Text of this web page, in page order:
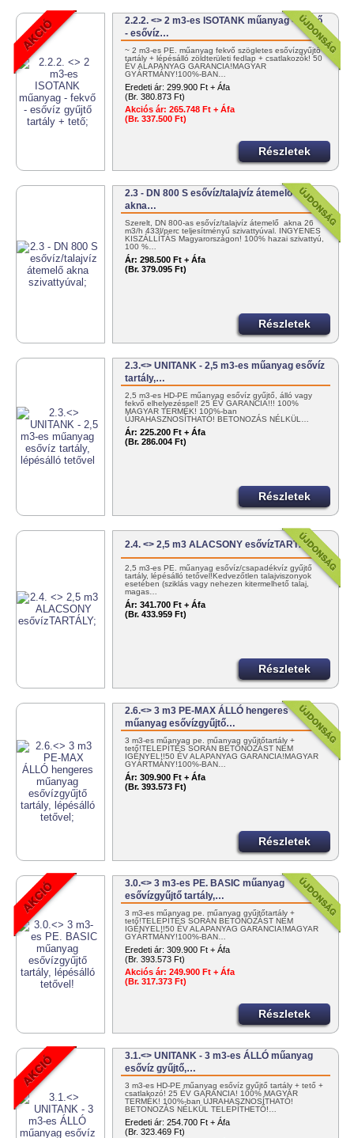
2.2.2. <> 2 m3-es ISOTANK műanyag - fekvő
- esővíz…
~ 2 m3-es PE. műanyag fekvő szögletes esővízgyűjtő
tartály + lépésálló zöldterületi fedlap + csatlakozók! 50
ÉV ALAPANYAG GARANCIA!MAGYAR
GYÁRTMÁNY!100%-BAN…
Eredeti ár: 299.900 Ft + Áfa
(Br. 380.873 Ft)
Akciós ár: 265.748 Ft + Áfa
(Br. 337.500 Ft)
Részletek
2.3 - DN 800 S esővíz/talajvíz átemelő
akna…
Szerelt, DN 800-as esővíz/talajvíz átemelő akna 26
m3/h 433l/perc teljesítményű szivattyúval. INGYENES
KISZÁLLÍTÁS Magyarországon! 100% hazai szivattyú,
100 %…
Ár: 298.500 Ft + Áfa
(Br. 379.095 Ft)
Részletek
2.3.<> UNITANK - 2,5 m3-es műanyag esővíz
tartály,…
2,5 m3-es HD-PE műanyag esővíz gyűjtő, álló vagy
fekvő elhelyezéssel! 25 ÉV GARANCIA!!! 100%
MAGYAR TERMÉK! 100%-ban
ÚJRAHASZNOSÍTHATÓ! BETONOZÁS NÉLKÜL…
Ár: 225.200 Ft + Áfa
(Br. 286.004 Ft)
Részletek
2.4. <> 2,5 m3 ALACSONY esővízTARTÁLY;
2,5 m3-es PE. műanyag esővíz/csapadékvíz gyűjtő
tartály, lépésálló tetővel!Kedvezőtlen talajviszonyok
esetében (sziklás vagy nehezen kitermelhető talaj,
magas…
Ár: 341.700 Ft + Áfa
(Br. 433.959 Ft)
Részletek
2.6.<> 3 m3 PE-MAX ÁLLÓ hengeres
műanyag esővízgyűjtő…
3 m3-es műanyag pe. műanyag gyűjtőtartály +
tető!TELEPÍTÉS SORÁN BETONOZÁST NEM
IGÉNYEL!!50 ÉV ALAPANYAG GARANCIA!MAGYAR
GYÁRTMÁNY!100%-BAN…
Ár: 309.900 Ft + Áfa
(Br. 393.573 Ft)
Részletek
3.0.<> 3 m3-es PE. BASIC műanyag
esővízgyűjtő tartály,…
3 m3-es műanyag pe. műanyag gyűjtőtartály +
tető!TELEPÍTÉS SORÁN BETONOZÁST NEM
IGÉNYEL!!50 ÉV ALAPANYAG GARANCIA!MAGYAR
GYÁRTMÁNY!100%-BAN…
Eredeti ár: 309.900 Ft + Áfa
(Br. 393.573 Ft)
Akciós ár: 249.900 Ft + Áfa
(Br. 317.373 Ft)
Részletek
3.1.<> UNITANK - 3 m3-es ÁLLÓ műanyag
esővíz gyűjtő,…
3 m3-es HD-PE műanyag esővíz gyűjtő tartály + tető +
csatlakozó! 25 ÉV GARANCIA! 100% MAGYAR
TERMÉK! 100%-ban ÚJRAHASZNOSÍTHATÓ!
BETONOZÁS NÉLKÜL TELEPÍTHETŐ!…
Eredeti ár: 254.700 Ft + Áfa
(Br. 323.469 Ft)